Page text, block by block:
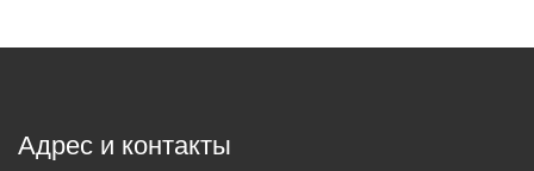
Адрес и контакты